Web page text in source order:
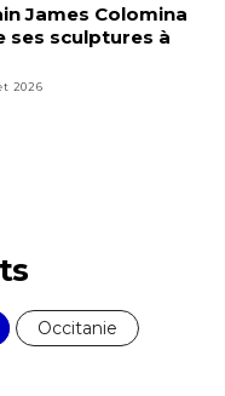
James Colomina
ses sculptures à
2026
Occitanie